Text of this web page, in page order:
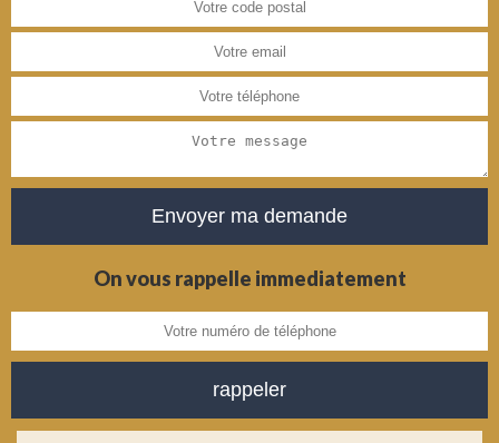
On vous rappelle immediatement